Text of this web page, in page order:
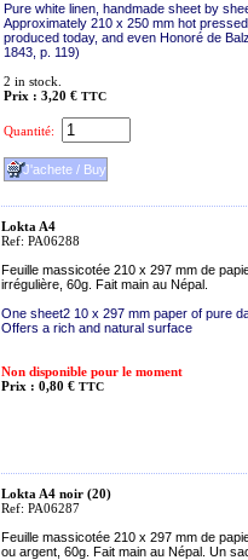
Pure white linen, handmade sheet by
Approximately 210 x 250 mm hot
produced today, and even Honoré de
1843, p. 119)
2 in stock.
Prix : 3,20 € TTC
Quantité:
Lokta A4
Ref: PA06288
Feuille massicotée 210 x 297 mm de
irrégulière, 60g. Fait main au Népal.
One sheet2 10 x 297 mm paper of pure
Offers a rich and natural surface
Non disponible pour le moment
Prix : 0,80 € TTC
Lokta A4 noir (20)
Ref: PA06287
Feuille massicotée 210 x 297 mm de
ou argent, 60g. Fait main au Népal. Un